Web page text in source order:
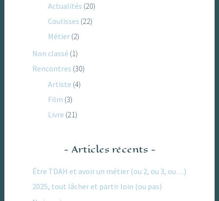
Actualités (20)
Coulisses (22)
Métier (2)
Non classé (1)
Rencontres (30)
Artiste (4)
Film (3)
Livre (21)
Articles récents
Être TDAH et avoir un métier (ou 2, ou 3, ou…)
2025, tout lâcher et partir loin (ou pas)